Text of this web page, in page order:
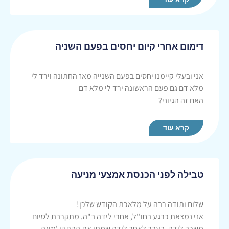
דימום אחרי קיום יחסים בפעם השניה
אני ובעלי קיימנו יחסים בפעם השנייה מאז החתונה וירד לי
מלא דם גם פעם הראשונה ירד לי מלא דם
האם זה הגיוני?
קרא עוד
טבילה לפני הכנסת אמצעי מניעה
שלום ותודה רבה על מלאכת הקודש שלכן!
אני נמצאת כרגע בחו''ל, אחרי לידה ב"ה. מתקרבת לסיום